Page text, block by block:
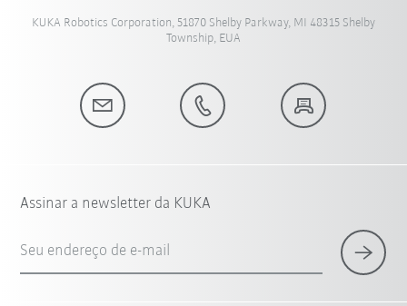
KUKA Robotics Corporation, 51870 Shelby Parkway, MI 48315 Shelby
Township, EUA
Assinar a newsletter da KUKA
Seu endereço de e-mail